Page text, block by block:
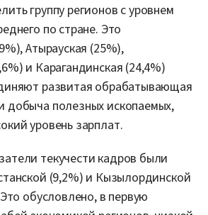
группу регионов с уровнем
по стране. Это
Атырауская (25%),
и Карагандинская (24,4%)
развитая обрабатывающая
добыча полезных ископаемых,
уровень зарплат.
текучести кадров были
(9,2%) и Кызылординской
обусловлено, в первую